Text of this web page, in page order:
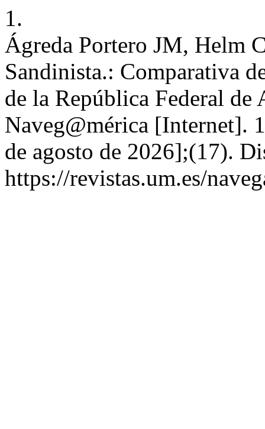
1.
Ágreda Portero JM, Helm
Sandinista.: Comparativa
de la República Federal de
Naveg@mérica [Internet].
de agosto de 2026];(17).
https://revistas.um.es/